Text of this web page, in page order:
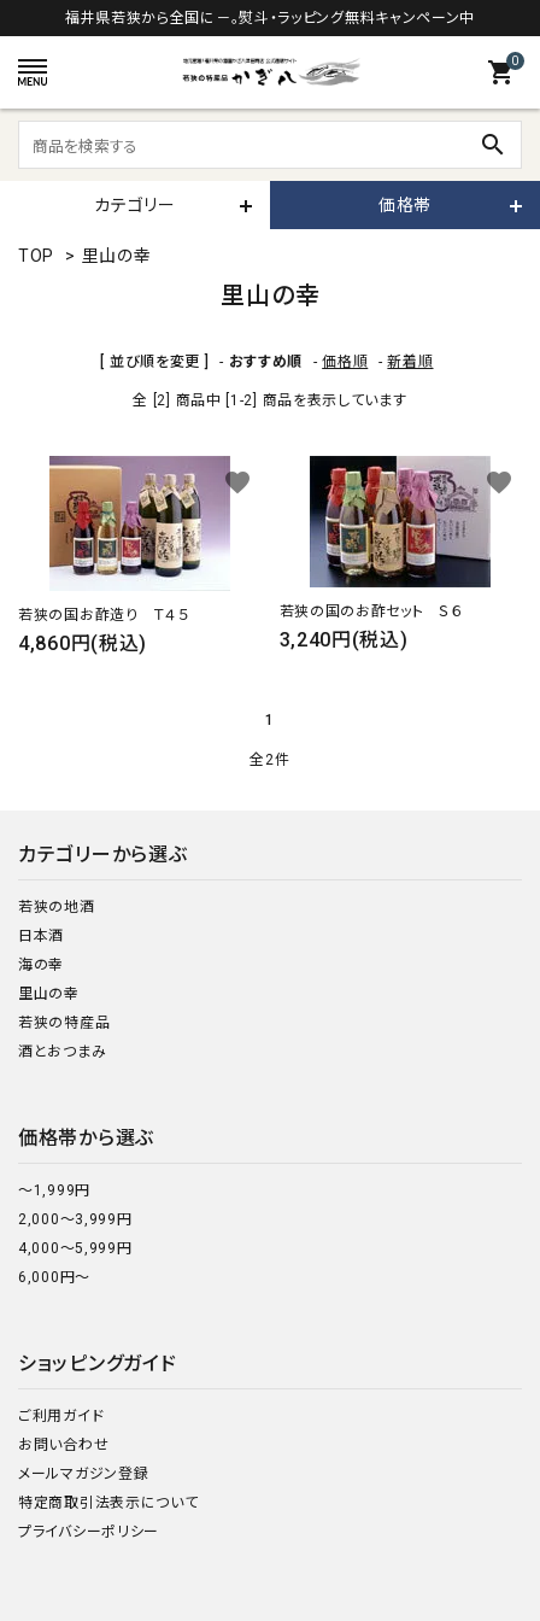
福井県若狭から全国に－。熨斗・ラッピング無料キャンペーン中
0
shopping_cart
search
カテゴリー 価格帯
TOP > 里山の幸
里山の幸
[ 並び順を変更 ] - おすすめ順 -価格順 -新着順
全 [2] 商品中 [1-2] 商品を表示しています
若狭の国お酢造り Ｔ４５
4,860円(税込)
favorite
若狭の国のお酢セット Ｓ６
3,240円(税込)
favorite
1
全2件
カテゴリーから選ぶ
若狭の地酒
日本酒
海の幸
里山の幸
若狭の特産品
酒とおつまみ
価格帯から選ぶ
～1,999円
2,000～3,999円
4,000～5,999円
6,000円～
ショッピングガイド
ご利用ガイド
お問い合わせ
メールマガジン登録
特定商取引法表示について
プライバシーポリシー